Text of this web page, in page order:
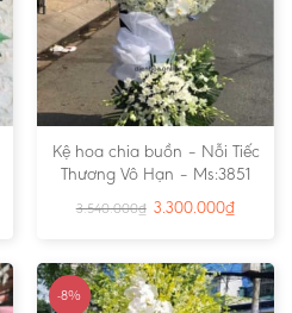
Kệ hoa chia buồn – Nỗi Tiếc
Thương Vô Hạn – Ms:3851
3.540.000₫ 3.300.000₫
-8%